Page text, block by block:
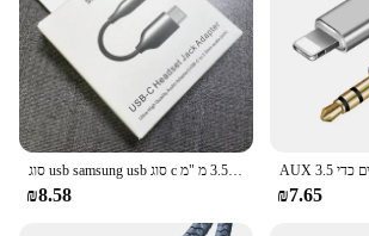
סוג usb samsung usb סוג c כדי 3.5 מ "מ-c ממיר כבל אודיו אוזניות גלקסיה s24 s23 אולטרה iphone 15 pro max
₪8.58 ₪7.65